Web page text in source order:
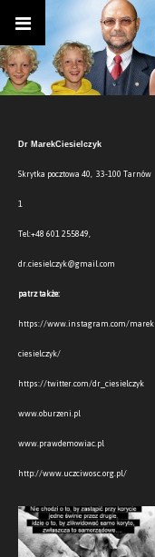
Dr MarekCiesielczyk
Skrytka pocztowa 40, 33-100 Tarnów
1
Tel:+48 601 255849,
dr.ciesielczyk@gmail.com
patrz także:
https://www.instagram.com/marek
ciesielczyk/
https://twitter.com/dr_ciesielczyk
www.oburzeni.pl
www.prawdemowiac.pl
http://www.uczciwosc.org.pl/